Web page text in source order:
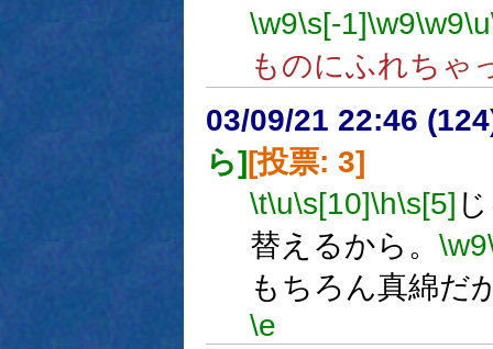
\w9\s[-1]\w9\w9\u
ものにふれちゃ
03/09/21 22:46
ら][投票: 3]
\t\u\s[10]\h\s[5]
替えるから。 \w9
もちろん真綿だ
\e